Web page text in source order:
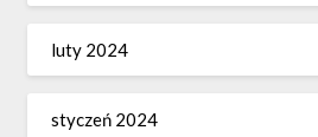
luty 2024
styczeń 2024